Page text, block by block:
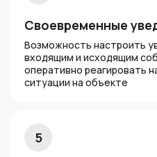
Своевременные
Возможность настроить
входящим и исходящим
оперативно реагировать
ситуации на объекте
5